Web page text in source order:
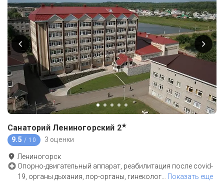
Санаторий Лениногорский 2★
9.5 / 10 3 оценки
Лениногорск
Опорно-двигательный аппарат, реабилитация после covid-
19, органы дыхания, лор-органы, гинеколог
Показать еще